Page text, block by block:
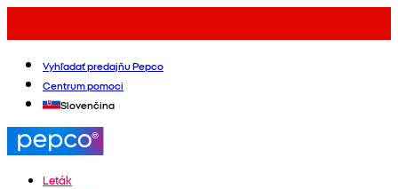
Vyhľadať predajňu Pepco
Centrum pomoci
Slovenčina
Leták